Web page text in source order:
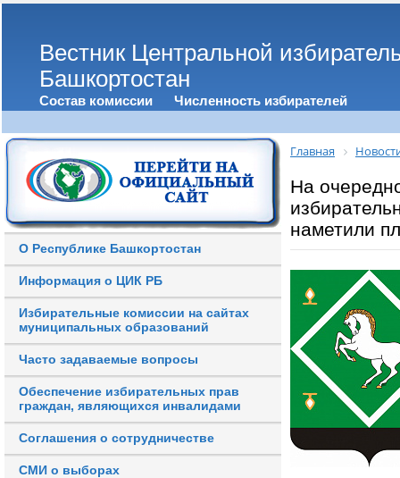
Вестник Центральной
Башкортостан
Состав комиссии Численность избирателей
О Республике Башкортостан
Информация о ЦИК РБ
Избирательные комиссии на сайтах
муниципальных образований
Часто задаваемые вопросы
Обеспечение избирательных прав
граждан, являющихся инвалидами
Соглашения о сотрудничестве
СМИ о выборах
Главная
На
наметили